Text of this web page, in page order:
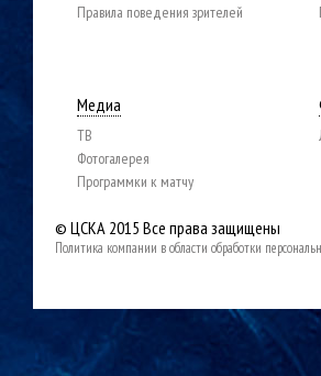
Правила поведения зрителей
Медиа
ТВ
Фотогалерея
Программки к матчу
© ЦСКА 2015 Все права защищены
Политика компании в области обработки